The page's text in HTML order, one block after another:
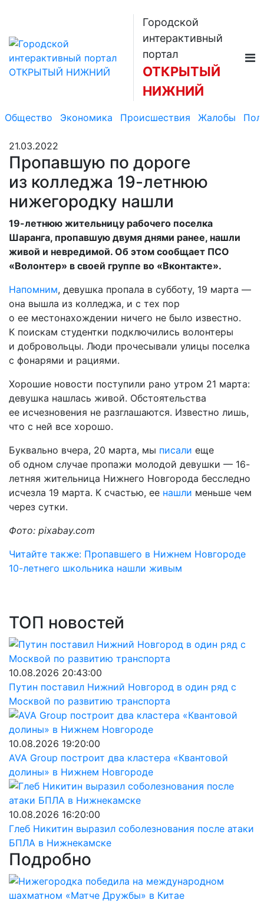
Городской
интерактивный
портал
ОТКРЫТЫЙ
НИЖНИЙ
Общество Экономика Происшествия Жалобы
21.03.2022
Пропавшую по дороге
из колледжа 19-летнюю
нижегородку нашли
19-летнюю жительницу рабочего поселка
Шаранга, пропавшую двумя днями ранее, нашли
живой и невредимой. Об этом сообщает ПСО
«Волонтер» в своей группе во «Вконтакте».
Напомним, девушка пропала в субботу, 19 марта —
она вышла из колледжа, и с тех пор
о ее местонахождении ничего не было известно.
К поискам студентки подключились волонтеры
и добровольцы. Люди прочесывали улицы поселка
с фонарями и рациями.
Хорошие новости поступили рано утром 21 марта:
девушка нашлась живой. Обстоятельства
ее исчезновения не разглашаются. Известно лишь,
что с ней все хорошо.
Буквально вчера, 20 марта, мы писали еще
об одном случае пропажи молодой девушки — 16-
летняя жительница Нижнего Новгорода бесследно
исчезла 19 марта. К счастью, ее нашли меньше чем
через сутки.
Фото: pixabay.com
Читайте также: Пропавшего в Нижнем Новгороде
10-летнего школьника нашли живым
ТОП новостей
10.08.2026 20:43:00
Путин поставил Нижний Новгород в один ряд с
Москвой по развитию транспорта
10.08.2026 19:20:00
AVA Group построит два кластера «Квантовой
долины» в Нижнем Новгороде
10.08.2026 16:20:00
Глеб Никитин выразил соболезнования после атаки
БПЛА в Нижнекамске
Подробно